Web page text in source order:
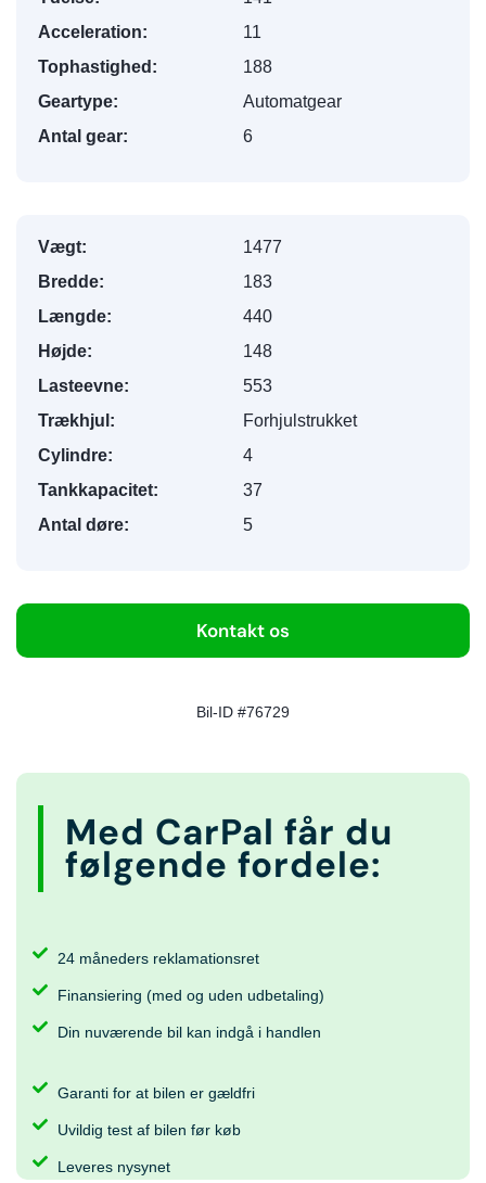
Acceleration:
11
Tophastighed:
188
Geartype:
Automatgear
Antal gear:
6
Vægt:
1477
Bredde:
183
Længde:
440
Højde:
148
Lasteevne:
553
Trækhjul:
Forhjulstrukket
Cylindre:
4
Tankkapacitet:
37
Antal døre:
5
Kontakt os
Bil-ID #76729
Med CarPal får du
følgende fordele:
24 måneders reklamationsret
Finansiering (med og uden udbetaling)
Din nuværende bil kan indgå i handlen
Garanti for at bilen er gældfri
Uvildig test af bilen før køb
Leveres nysynet